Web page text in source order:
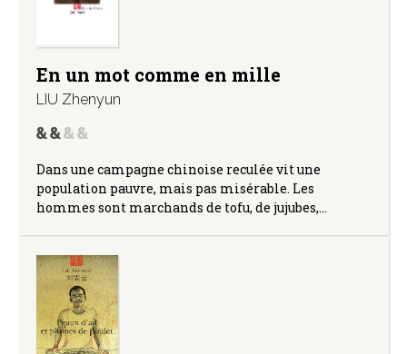
En un mot comme en mille
LIU Zhenyun
Dans une campagne chinoise reculée vit une
population pauvre, mais pas misérable. Les
hommes sont marchands de tofu, de jujubes,…